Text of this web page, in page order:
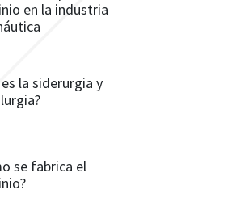
en la industria
es la siderurgia y
se fabrica el